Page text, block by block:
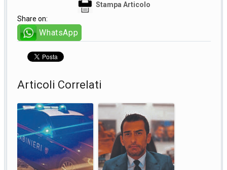
Stampa Articolo
Share on:
WhatsApp
Articoli Correlati